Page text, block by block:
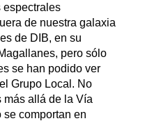
espectrales
de nuestra galaxia
de DIB, en su
pero sólo
se han podido ver
Grupo Local. No
más allá de la Vía
se comportan en